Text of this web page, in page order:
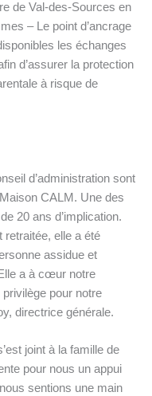
de Val-des-Sources en
– Le point d’ancrage
les échanges
d’assurer la protection
à risque de
d’administration sont
CALM. Une des
20 ans d’implication.
retraitée, elle a été
assidue et
a à cœur notre
pour notre
directrice générale.
joint à la famille de
pour nous un appui
sentions une main